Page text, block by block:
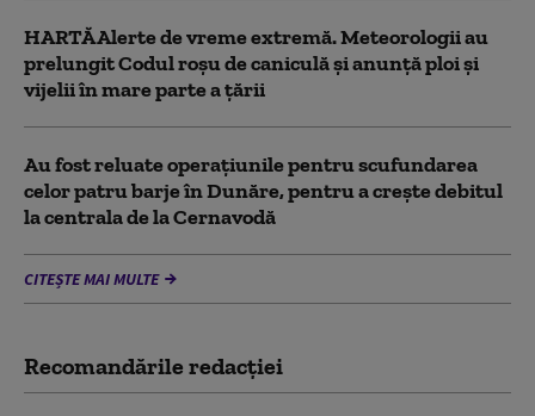
HARTĂ Alerte de vreme extremă. Meteorologii au
prelungit Codul roșu de caniculă și anunță ploi și
vijelii în mare parte a țării
Au fost reluate operațiunile pentru scufundarea
celor patru barje în Dunăre, pentru a crește debitul
la centrala de la Cernavodă
CITEȘTE MAI MULTE
Recomandările redacţiei